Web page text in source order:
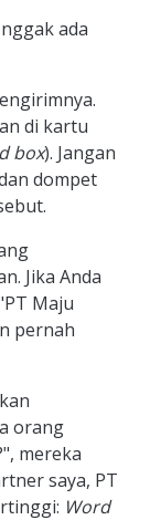
ada
di kartu
box). Jangan
dompet
Jika Anda
Maju
pernah
orang
mereka
saya, PT
Word